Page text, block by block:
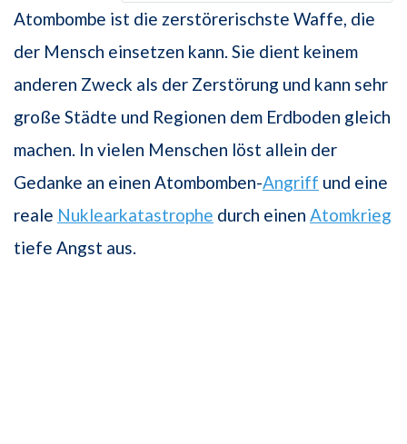
Atombombe ist die zerstörerischste Waffe, die
der Mensch einsetzen kann. Sie dient keinem
anderen Zweck als der Zerstörung und kann sehr
große Städte und Regionen dem Erdboden gleich
machen. In vielen Menschen löst allein der
Gedanke an einen Atombomben-Angriff und eine
reale Nuklearkatastrophe durch einen Atomkrieg
tiefe Angst aus.